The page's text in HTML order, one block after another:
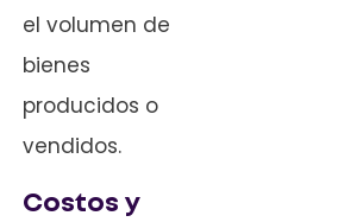
el volumen de
bienes
producidos o
vendidos.
Costos y